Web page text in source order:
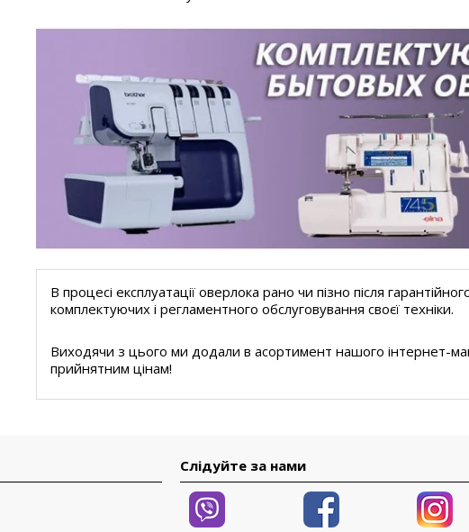
В процесі експлуатації оверлока рано чи пізно після
комплектуючих і регламентного обслуговування своєї техніки.
Виходячи з цього ми додали в асортимент нашого інтернет-
прийнятним цінам!
Слідуйте за нами